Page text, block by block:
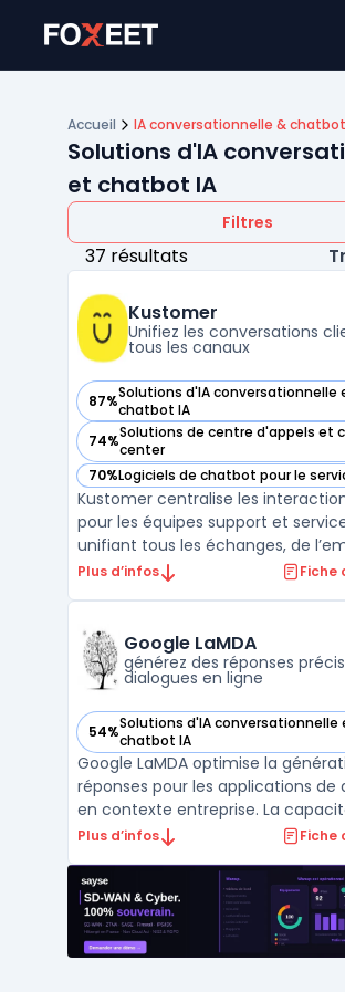
Accueil IA conversationnelle & chatbot
Solutions d'IA
et chatbot IA
Filtres
37 résultats
Kustomer
Unifiez les conversations
tous les canaux
87%Solutions d'IA conversationnelle
chatbot IA
— voir Kustomer dans cette catégorie
74%Solutions de centre d'appels et
center
— voir Kustomer dans cette catégorie
70%Logiciels de chatbot pour le
— voir Kustomer dans cette
Kustomer centralise les
pour les équipes support et
unifiant tous les échanges, de
chat en passant par la voix et les
de gestion multi-canal, avec un
complet p ...
Plus d’infos Fiche
Google LaMDA
générez des réponses
dialogues en ligne
54%Solutions d'IA conversationnelle
chatbot IA
— voir Google LaMDA dans cette
Google LaMDA optimise la
réponses pour les applications de
en contexte entreprise. La
traiter des flux de discussions
1,56 trillion de mots issus du web
données de dialogues publics. Le
cible les besoins d ...
Plus d’infos Fiche